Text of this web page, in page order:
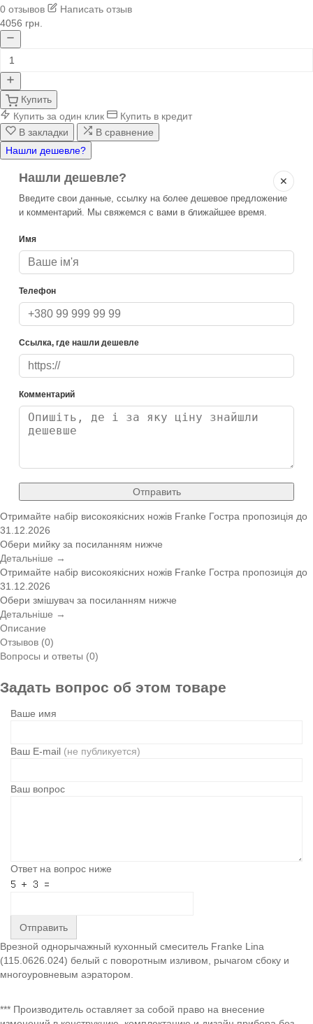
0 отзывов
Написать отзыв
4056 грн.
Купить
Купить за один клик
Купить в кредит
В закладки
В сравнение
Нашли дешевле?
✕
Нашли дешевле?
Введите свои данные, ссылку на более дешевое предложение
и комментарий. Мы свяжемся с вами в ближайшее время.
Имя
Телефон
Ссылка, где нашли дешевле
Комментарий
Отправить
Отримайте набір високоякісних ножів Franke Гостра пропозиція до
31.12.2026
Обери мийку за посиланням нижче
Детальніше →
Отримайте набір високоякісних ножів Franke Гостра пропозиція до
31.12.2026
Обери змішувач за посиланням нижче
Детальніше →
Описание
Отзывов (0)
Вопросы и ответы (0)
Задать вопрос об этом товаре
Ваше имя
Ваш E-mail (не публикуется)
Ваш вопрос
Ответ на вопрос ниже
Отправить
Врезной однорычажный кухонный смеситель Franke Lina
(115.0626.024) белый с поворотным изливом, рычагом сбоку и
многоуровневым аэратором.
*** Производитель оставляет за собой право на внесение